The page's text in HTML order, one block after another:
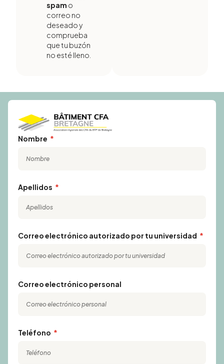
spam o
correo no
deseado y
comprueba
que tu buzón
no esté lleno.
Nombre
Apellidos
Correo electrónico autorizado por tu universidad
Correo electrónico personal
Teléfono